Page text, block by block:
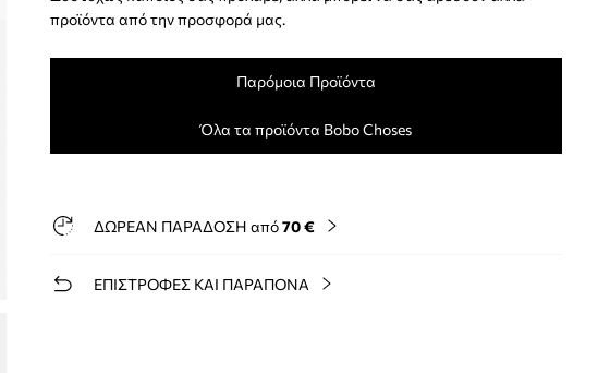
προϊόντα από την προσφορά μας.
Παρόμοια Προϊόντα
Όλα τα προϊόντα Bobo Choses
ΔΩΡΕΑΝ ΠΑΡΑΔΟΣΗ από70 €
ΕΠΙΣΤΡΟΦΕΣ ΚΑΙ ΠΑΡΑΠΟΝΑ